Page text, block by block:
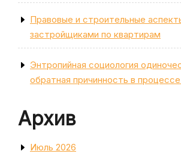
Правовые и строительные
застройщиками по квартирам
Энтропийная социология
обратная причинность в
Архив
Июль 2026